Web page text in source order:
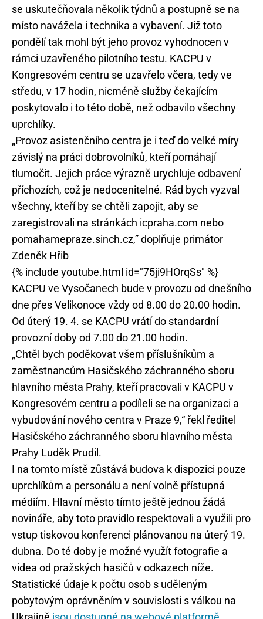
se uskutečňovala několik týdnů a postupně se na
místo navážela i technika a vybavení. Již toto
pondělí tak mohl být jeho provoz vyhodnocen v
rámci uzavřeného pilotního testu. KACPU v
Kongresovém centru se uzavřelo včera, tedy ve
středu, v 17 hodin, nicméně služby čekajícím
poskytovalo i to této době, než odbavilo všechny
uprchlíky.
„Provoz asistenčního centra je i teď do velké míry
závislý na práci dobrovolníků, kteří pomáhají
tlumočit. Jejich práce výrazně urychluje odbavení
příchozích, což je nedocenitelné. Rád bych vyzval
všechny, kteří by se chtěli zapojit, aby se
zaregistrovali na stránkách icpraha.com nebo
pomahamepraze.sinch.cz,” doplňuje primátor
Zdeněk Hřib
{% include youtube.html id="75ji9HOrqSs" %}
KACPU ve Vysočanech bude v provozu od dnešního
dne přes Velikonoce vždy od 8.00 do 20.00 hodin.
Od úterý 19. 4. se KACPU vrátí do standardní
provozní doby od 7.00 do 21.00 hodin.
„Chtěl bych poděkovat všem příslušníkům a
zaměstnancům Hasičského záchranného sboru
hlavního města Prahy, kteří pracovali v KACPU v
Kongresovém centru a podíleli se na organizaci a
vybudování nového centra v Praze 9,“ řekl ředitel
Hasičského záchranného sboru hlavního města
Prahy Luděk Prudil.
I na tomto místě zůstává budova k dispozici pouze
uprchlíkům a personálu a není volně přístupná
médiím. Hlavní město tímto ještě jednou žádá
novináře, aby toto pravidlo respektovali a využili pro
vstup tiskovou konferenci plánovanou na úterý 19.
dubna. Do té doby je možné využít fotografie a
videa od pražských hasičů v odkazech níže.
Statistické údaje k počtu osob s uděleným
pobytovým oprávněním v souvislosti s válkou na